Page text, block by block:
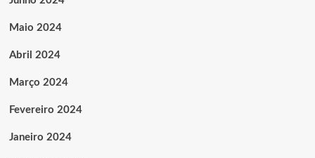
Maio 2024
Abril 2024
Março 2024
Fevereiro 2024
Janeiro 2024